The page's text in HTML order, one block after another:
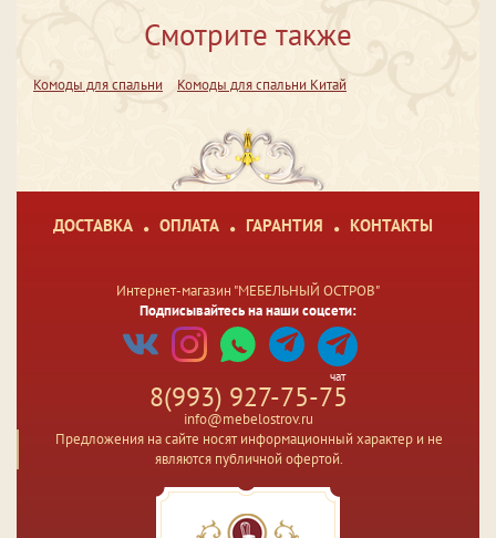
Смотрите также
Комоды для спальни Комоды для спальни Китай
ДОСТАВКА ОПЛАТА ГАРАНТИЯ КОНТАКТЫ
Интернет-магазин "МЕБЕЛЬНЫЙ ОСТРОВ"
Подписывайтесь на наши соцсети:
чат
8(993) 927-75-75
info@mebelostrov.ru
Предложения на сайте носят информационный характер и не
являются публичной офертой.